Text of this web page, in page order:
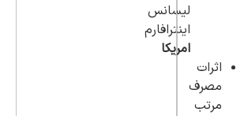
لیسانس
اینترافارم
امریکا
اثرات
مصرف
مرتب